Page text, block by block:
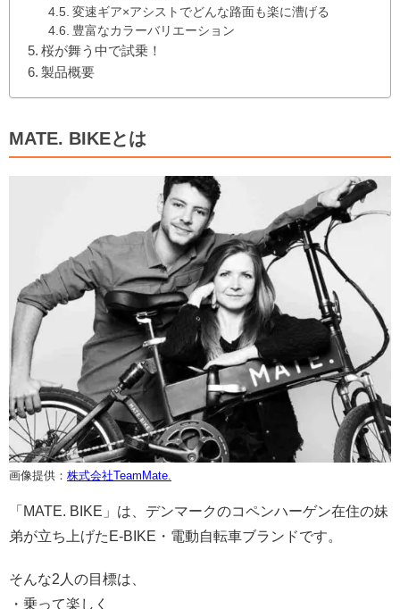
変速ギア×アシストでどんな路面も楽に漕げる
豊富なカラーバリエーション
桜が舞う中で試乗！
製品概要
MATE. BIKEとは
画像提供： 株式会社TeamMate.
「MATE. BIKE」は、デンマークのコペンハーゲン在住の妹
弟が立ち上げたE-BIKE・電動自転車ブランドです。
そんな2人の目標は、
・乗って楽しく